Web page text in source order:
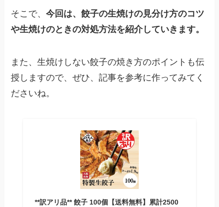
そこで、今回は、餃子の生焼けの見分け方のコツ
や生焼けのときの対処方法を紹介していきます。
また、生焼けしない餃子の焼き方のポイントも伝
授しますので、ぜひ、記事を参考に作ってみてく
ださいね。
**訳アリ品** 餃子 100個【送料無料】累計2500